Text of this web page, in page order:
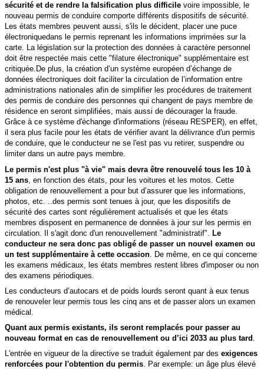
sécurité et de rendre la falsification plus difficile voire impossible, le
nouveau permis de conduire comporte différents dispositifs de sécurité.
Les états membres peuvent aussi, s'ils le décident, placer unepuce
électroniquedans le permis reprenant les informations imprimées sur la
carte. La législation sur la protection des données àcaractère personnel
doit être respectée mais cette "filature électronique" supplémentaire est
critiquée. De plus, la création d’un système européen d’échange de
données électroniques doit faciliter la circulation de l’information entre
administrations nationales afin de simplifier les procédures de traitement
des permis de conduire des personnes qui changent de pays membre de
résidence en seront simplifiées, mais aussi de décourager la fraude.
Grâce à ce système d'échange d'informations (réseau RESPER), en effet,
il sera plus facile pour les états de vérifier avant la délivrance d'un permis
de conduire, que le conducteur ne se l'est pas vu retirer, suspendre ou
limiter dans un autre pays membre.
Le permis n'est plus "à vie" mais devra être renouvelé tous les 10 à
15 ans , en fonction des états, pour les voitures et les motos. Cette
obligation de renouvellement a pour but d’assurer que les informations,
photos, etc. ..despermis sont tenues à jour, que les dispositifs de
sécurité des cartes sont régulièrement actualisés et que les états
membres disposent enpermanence de données à jour sur les permis en
circulation. Il s'agit donc d'un renouvellement "administratif". Le
conducteur ne sera donc pas obligé de passer un nouvel examen ou
un testsupplémentaire à cette occasion . De même, en ce qui concerne
les examens médicaux, les états membres restent libres d'imposer ou non
des examens périodiques.
Les conducteurs d’autocars et de poids lourds seront quant à eux tenus
de renouveler leur permis tous les cinq ans et de passer alors un examen
médical.
Quant aux permis existants, ils seront remplacés pourpasser au
nouveau format en cas de renouvellement ou d’ici 2033 au plus tard
L'entrée en vigueur de la directive se traduit également par desexigences
renforcées pour l'obtention du permis . Par exemple: un âge plus élevé